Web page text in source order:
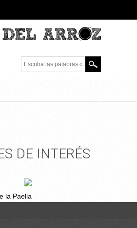
Escriba las palabras
clave.
DE INTERÉS
la Paella